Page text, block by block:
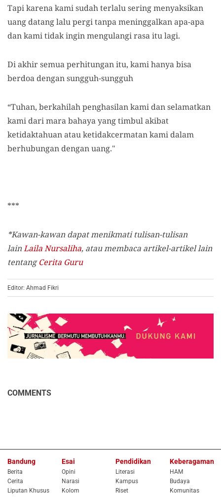
Tapi karena kami sudah terlalu sering menyaksikan
uang datang lalu pergi tanpa meninggalkan apa-apa
dan kami tidak ingin mengulangi rasa itu lagi.
Di akhir semua perhitungan itu, kami hanya bisa
berdoa dengan sungguh-sungguh
“Tuhan, berkahilah penghasilan kami dan selamatkan
kami dari mara bahaya yang timbul akibat
ketidaktahuan atau ketidakcermatan kami dalam
berhubungan dengan uang."
***
*Kawan-kawan dapat menikmati tulisan-tulisan
lainLaila Nursaliha, atau membaca artikel-artikel lain
tentangCerita Guru
Editor: Ahmad Fikri
COMMENTS
Bandung
Berita
Cerita
Liputan Khusus
Esai
Opini
Narasi
Kolom
Pendidikan
Literasi
Kampus
Riset
Keberagaman
HAM
Budaya
Komunitas